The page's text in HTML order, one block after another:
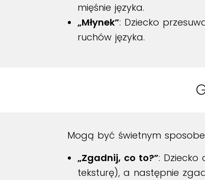
mięśnie języka.
„Młynek”: Dziecko
ruchów języka.
Mogą być świetnym
„Zgadnij, co to?”: Dziecko
teksturę), a następnie